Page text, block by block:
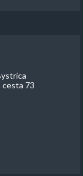
cesta 73